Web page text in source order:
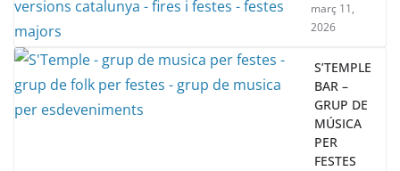
març 11,
2026
S’TEMPLE
BAR –
GRUP DE
MÚSICA
PER
FESTES